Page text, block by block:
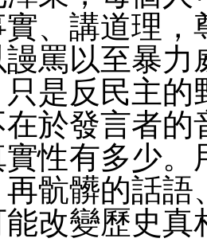
、講道理，
罵以至暴力
是反民主的
在於發言者的
性有多少。
骯髒的話語
改變歷史真